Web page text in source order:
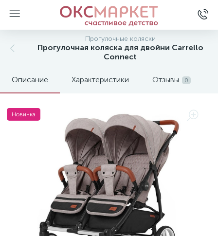
Прогулочные коляски
Прогулочная коляска для двойни Carrello
Connect
Описание Характеристики Отзывы 0
Новинка